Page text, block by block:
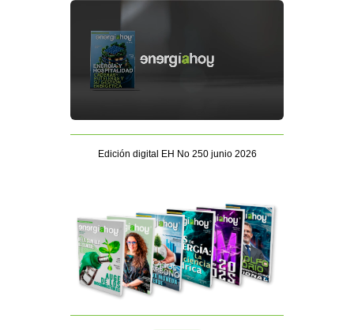
Edición digital EH No 250 junio 2026